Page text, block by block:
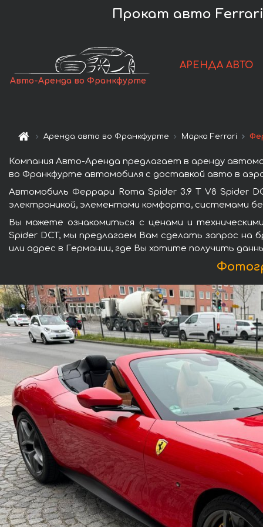
Прокат авто Ferrari
Авто-Аренда во Франкфурте
АРЕНДА АВТО
Аренда авто во Франкфурте Марка Ferrari
Компания Авто-Аренда предлагает в аренду
во Франкфурте автомобиля с доставкой авто в
Автомобиль Феррари Roma Spider 3.9 T V8 Spider
электроникой, элементами комфорта, системами
Вы можете ознакомиться с ценами и
Spider DCT, мы предлагаем Вам сделать запрос на
или адрес в Германии, где Вы хотите получить